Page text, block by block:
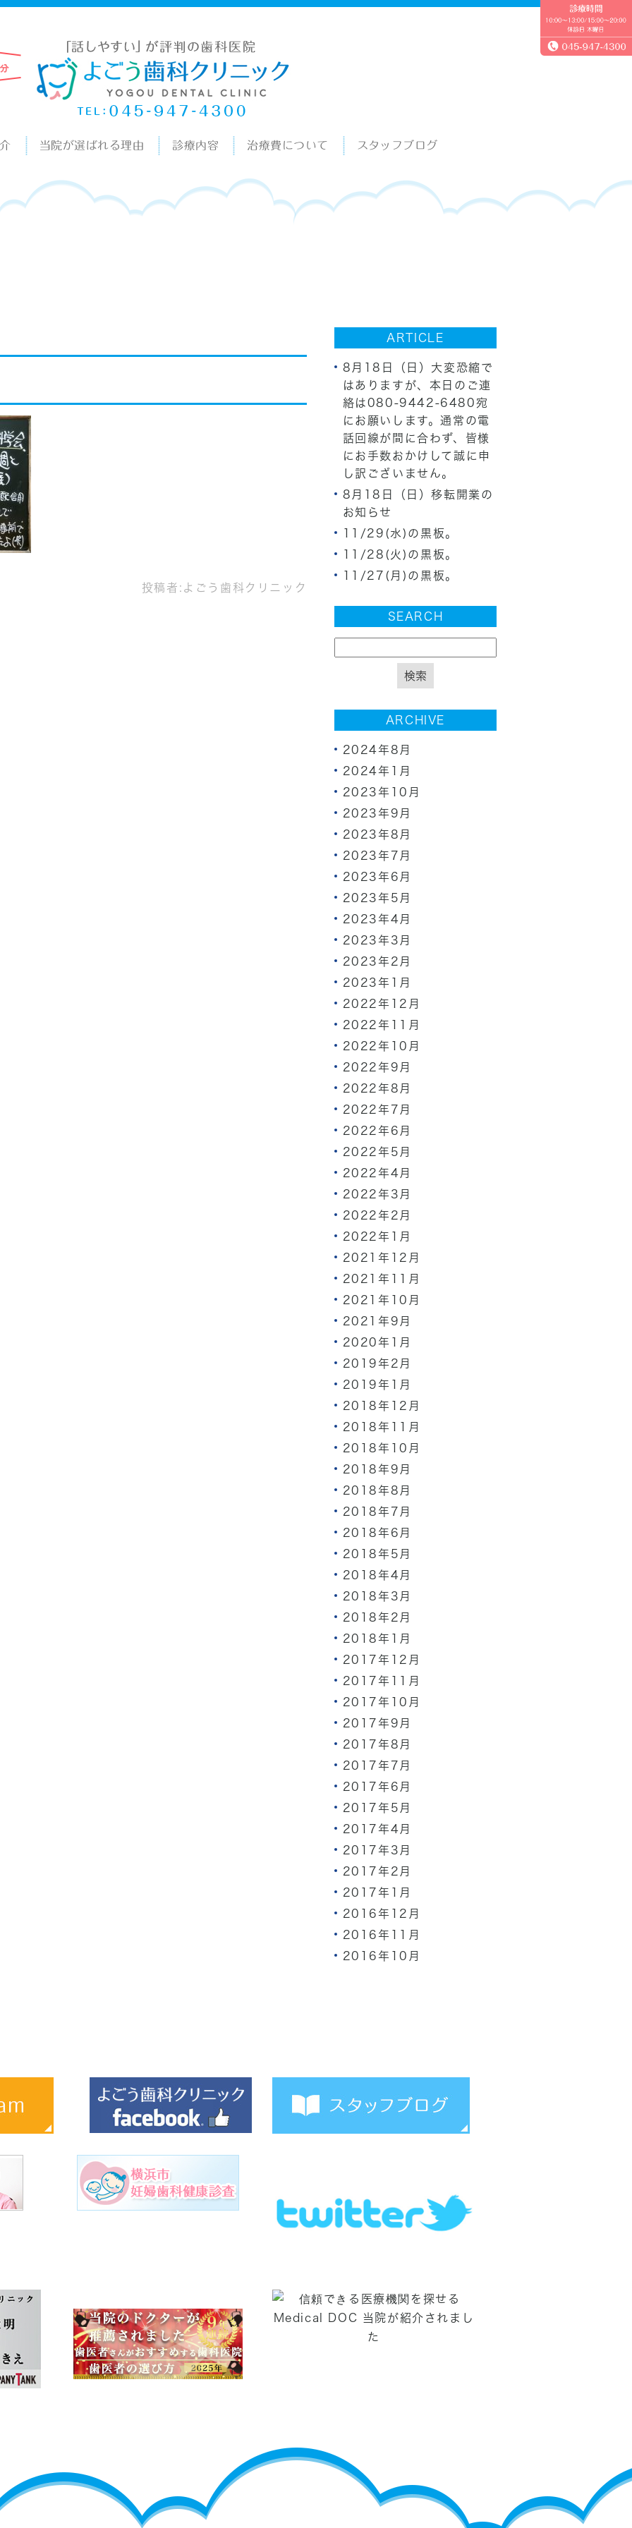
当院が選ばれる理由 診療内容 治療費について スタッフブログ
投稿者: よごう歯科クリニック
ARTICLE
8月18日（日）大変恐縮で
はありますが、本日のご連
絡は080-9442-6480宛
にお願いします。通常の電
話回線が間に合わず、皆様
にお手数おかけして誠に申
し訳ございません。
8月18日（日）移転開業の
お知らせ
11/29(水)の黒板。
11/28(火)の黒板。
11/27(月)の黒板。
SEARCH
ARCHIVE
2024年8月
2024年1月
2023年10月
2023年9月
2023年8月
2023年7月
2023年6月
2023年5月
2023年4月
2023年3月
2023年2月
2023年1月
2022年12月
2022年11月
2022年10月
2022年9月
2022年8月
2022年7月
2022年6月
2022年5月
2022年4月
2022年3月
2022年2月
2022年1月
2021年12月
2021年11月
2021年10月
2021年9月
2020年1月
2019年2月
2019年1月
2018年12月
2018年11月
2018年10月
2018年9月
2018年8月
2018年7月
2018年6月
2018年5月
2018年4月
2018年3月
2018年2月
2018年1月
2017年12月
2017年11月
2017年10月
2017年9月
2017年8月
2017年7月
2017年6月
2017年5月
2017年4月
2017年3月
2017年2月
2017年1月
2016年12月
2016年11月
2016年10月